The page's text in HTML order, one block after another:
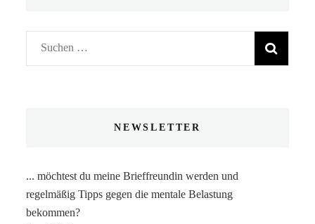
Suchen
nach:
NEWSLETTER
... möchtest du meine Brieffreundin werden und
regelmäßig Tipps gegen die mentale Belastung
bekommen?